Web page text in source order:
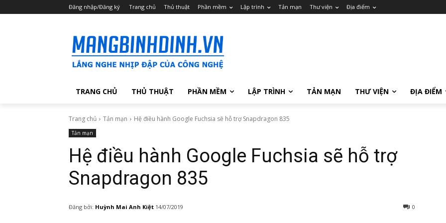
Đăng nhập/Đăng ký Trang chủ Thủ thuật Phần mềm Lập trình Tản mạn Thư viện Địa điểm
TRANG CHỦ THỦ THUẬT PHẦN MỀM LẬP TRÌNH TẢN MẠN THƯ VIỆN ĐỊA ĐIỂM
Trang chủ Tản mạn Hệ điều hành Google Fuchsia sẽ hỗ trợ Snapdragon 835
Tản mạn
Hệ điều hành Google Fuchsia sẽ hỗ trợ
Snapdragon 835
Đăng bởi: Huỳnh Mai Anh Kiệt 14/07/2019 0